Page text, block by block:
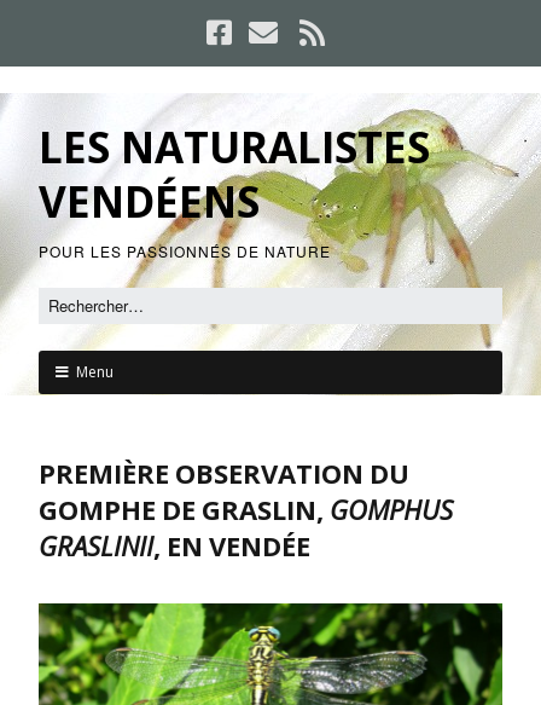
LES NATURALISTES
VENDÉENS
POUR LES PASSIONNÉS DE NATURE
Menu
PREMIÈRE OBSERVATION DU
GOMPHE DE GRASLIN, GOMPHUS
GRASLINII, EN VENDÉE